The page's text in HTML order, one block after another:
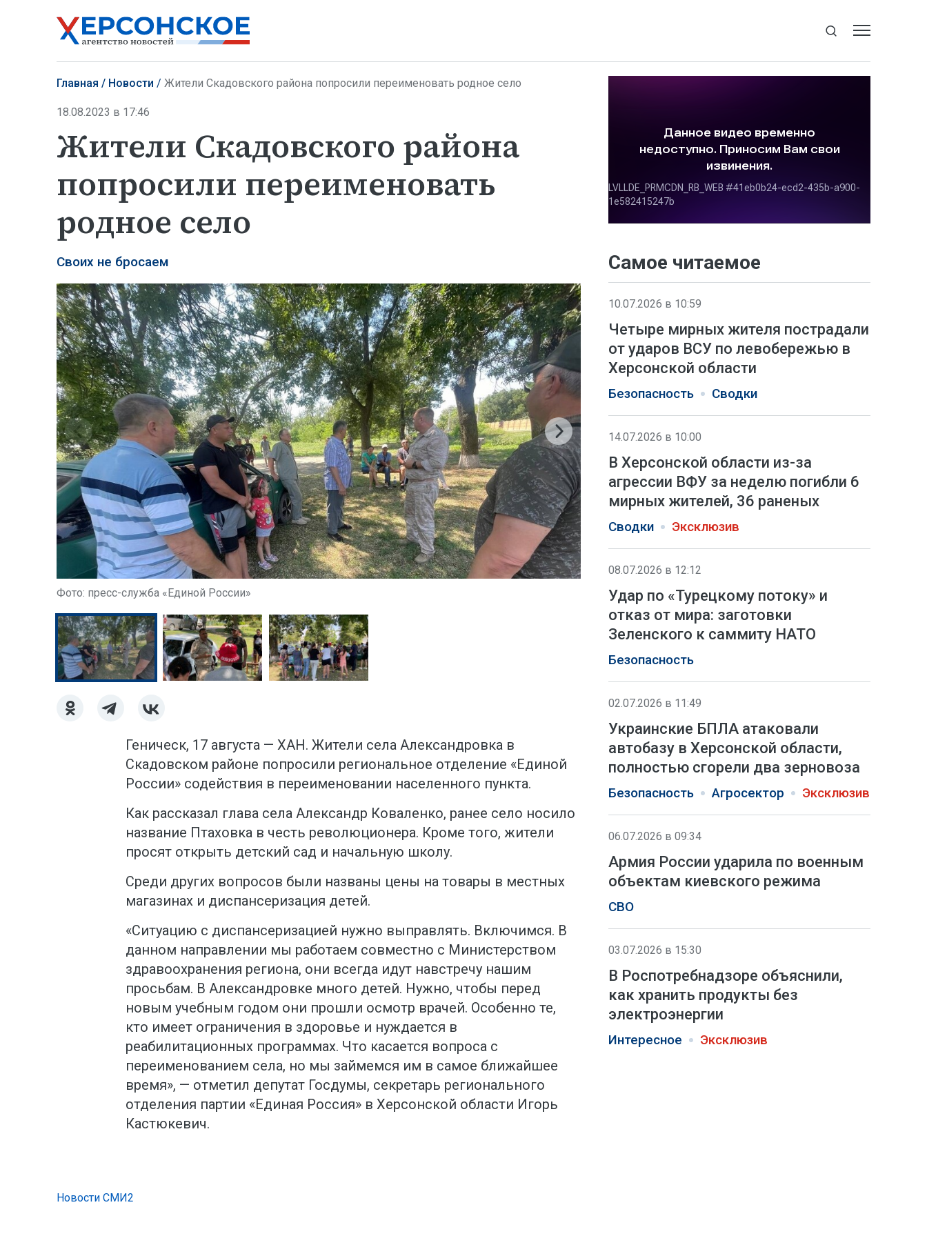
Главная Новости Жители Скадовского района попросили переименовать родное село
18.08.2023 в 17:46
Жители Скадовского района
попросили переименовать
родное село
Своих не бросаем
Фото: пресс-служба «Единой России»
Геническ, 17 августа — ХАН. Жители села Александровка в
Скадовском районе попросили региональное отделение «Единой
России» содействия в переименовании населенного пункта.
Как рассказал глава села Александр Коваленко, ранее село носило
название Птаховка в честь революционера. Кроме того, жители
просят открыть детский сад и начальную школу.
Среди других вопросов были названы цены на товары в местных
магазинах и диспансеризация детей.
«Ситуацию с диспансеризацией нужно выправлять. Включимся. В
данном направлении мы работаем совместно с Министерством
здравоохранения региона, они всегда идут навстречу нашим
просьбам. В Александровке много детей. Нужно, чтобы перед
новым учебным годом они прошли осмотр врачей. Особенно те,
кто имеет ограничения в здоровье и нуждается в
реабилитационных программах. Что касается вопроса с
переименованием села, но мы займемся им в самое ближайшее
время», — отметил депутат Госдумы, секретарь регионального
отделения партии «Единая Россия» в Херсонской области Игорь
Кастюкевич.
Самое читаемое
10.07.2026 в 10:59
Четыре мирных жителя пострадали
от ударов ВСУ по левобережью в
Херсонской области
Безопасность Сводки
14.07.2026 в 10:00
В Херсонской области из-за
агрессии ВФУ за неделю погибли 6
мирных жителей, 36 раненых
Сводки Эксклюзив
08.07.2026 в 12:12
Удар по «Турецкому потоку» и
отказ от мира: заготовки
Зеленского к саммиту НАТО
Безопасность
02.07.2026 в 11:49
Украинские БПЛА атаковали
автобазу в Херсонской области,
полностью сгорели два зерновоза
Безопасность Агросектор Эксклюзив
06.07.2026 в 09:34
Армия России ударила по военным
объектам киевского режима
СВО
03.07.2026 в 15:30
В Роспотребнадзоре объяснили,
как хранить продукты без
электроэнергии
Интересное Эксклюзив
Новости СМИ2